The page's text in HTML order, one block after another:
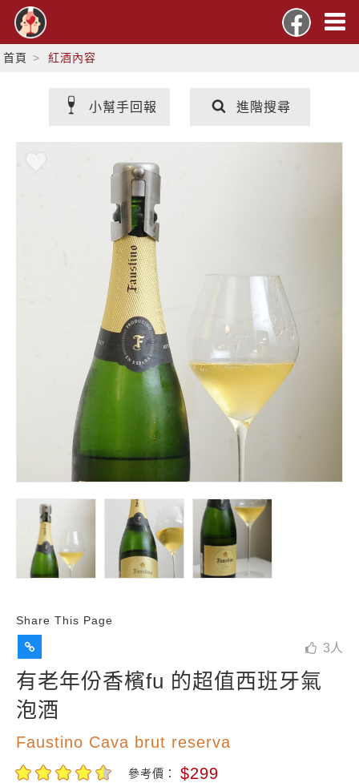
首頁 紅酒內容
小幫手回報 進階搜尋
Share This Page
3 人
有老年份香檳fu 的超值西班牙氣
泡酒
Faustino Cava brut reserva
參考價： $299